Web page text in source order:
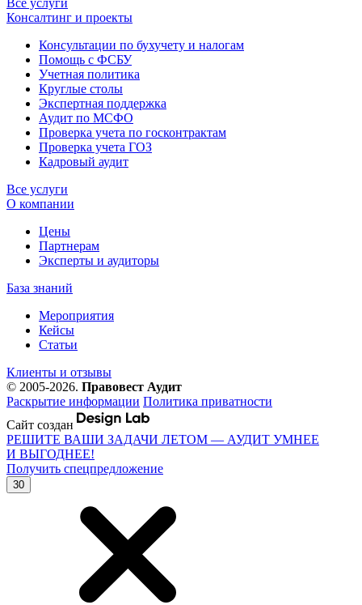
Консалтинг и проекты
Консультации по бухучету и налогам
Помощь с ФСБУ
Учетная политика
Круглые столы
Экспертная поддержка
Аудит по МСФО
Проверка учета по госконтрактам
Проверка учета ГОЗ
Кадровый аудит
Все услуги
О компании
Цены
Партнерам
Эксперты и аудиторы
База знаний
Мероприятия
Кейсы
Статьи
Клиенты и отзывы
© 2005-2026. Правовест Аудит
Раскрытие информации Политика приватности
Сайт создан
РЕШИТЕ ВАШИ ЗАДАЧИ ЛЕТОМ — АУДИТ УМНЕЕ
И ВЫГОДНЕЕ!
Получить спецпредложение
30